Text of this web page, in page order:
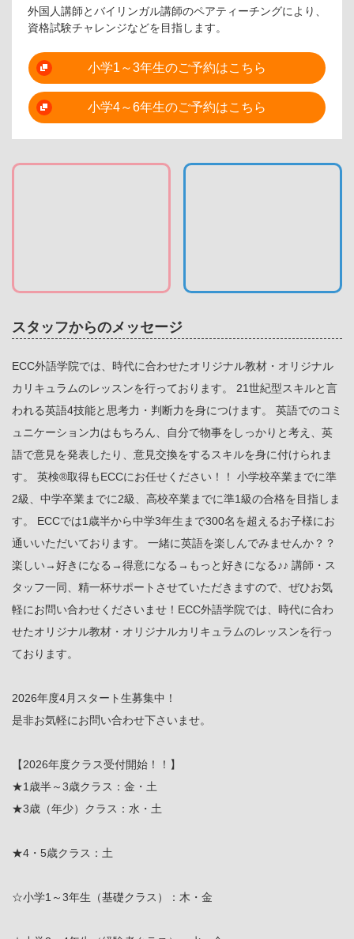
外国人講師とバイリンガル講師のペアティーチングにより、
資格試験チャレンジなどを目指します。
小学1～3年生のご予約はこちら
小学4～6年生のご予約はこちら
スタッフからのメッセージ
ECC外語学院では、時代に合わせたオリジナル教材・オリジナル
カリキュラムのレッスンを行っております。 21世紀型スキルと言
われる英語4技能と思考力・判断力を身につけます。 英語でのコミ
ュニケーション力はもちろん、自分で物事をしっかりと考え、英
語で意見を発表したり、意見交換をするスキルを身に付けられま
す。 英検®取得もECCにお任せください！！ 小学校卒業までに準
2級、中学卒業までに2級、高校卒業までに準1級の合格を目指しま
す。 ECCでは1歳半から中学3年生まで300名を超えるお子様にお
通いいただいております。 一緒に英語を楽しんでみませんか？？
楽しい→好きになる→得意になる→もっと好きになる♪♪ 講師・ス
タッフ一同、精一杯サポートさせていただきますので、ぜひお気
軽にお問い合わせくださいませ！ECC外語学院では、時代に合わ
せたオリジナル教材・オリジナルカリキュラムのレッスンを行っ
ております。
2026年度4月スタート生募集中！
是非お気軽にお問い合わせ下さいませ。
【2026年度クラス受付開始！！】
★1歳半～3歳クラス：金・土
★3歳（年少）クラス：水・土
★4・5歳クラス：土
☆小学1～3年生（基礎クラス）：木・金